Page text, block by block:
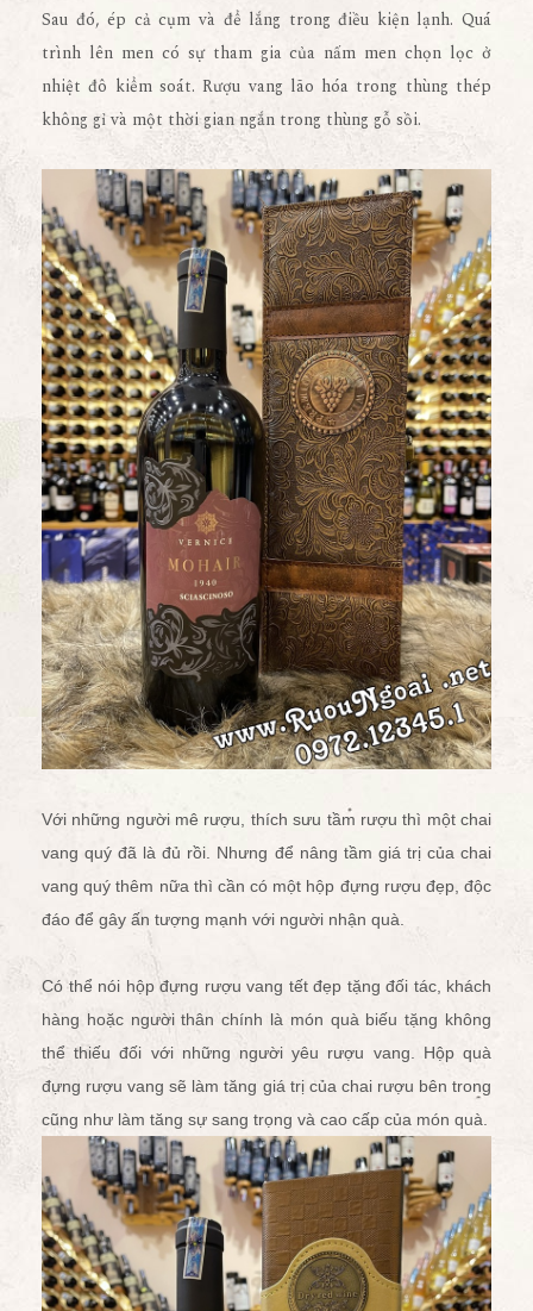
Sau đó, ép cả cụm và để lắng trong điều kiện lạnh. Quá
trình lên men có sự tham gia của nấm men chọn lọc ở
nhiệt đô kiểm soát. Rượu vang lão hóa trong thùng thép
không gỉ và một thời gian ngắn trong thùng gỗ sồi.
Với những người mê rượu, thích sưu tầm rượu thì một chai
vang quý đã là đủ rồi. Nhưng để nâng tầm giá trị của chai
vang quý thêm nữa thì cần có một hộp đựng rượu đẹp, độc
đáo để gây ấn tượng mạnh với người nhận quà.
Có thể nói hộp đựng rượu vang tết đẹp tặng đối tác, khách
hàng hoặc người thân chính là món quà biếu tặng không
thể thiếu đối với những người yêu rượu vang. Hộp quà
đựng rượu vang sẽ làm tăng giá trị của chai rượu bên trong
cũng như làm tăng sự sang trọng và cao cấp của món quà.